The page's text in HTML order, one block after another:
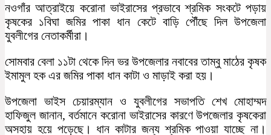
নওগাঁর আত্রাইয়ে করোনা ভাইরাসের প্রভাবে শ্রমিক সংকটে পড়ায়
কৃষকের ১বিঘা জমির পাকা ধান কেটে বাড়ি পৌঁছে দিল উপজেলা
যুবলীগের নেতাকর্মীরা।
সোমবার বেলা ১১টা থেকে দিন ভর উপজেলার নবাবের তাম্বু মাঠের কৃষক
ইমামুল হক এর জমির পাকা ধান কাটা ও মাড়াই করা হয়।
উপজেলা ভাইস চেয়ারম্যান ও যুবলীগের সভাপতি শেখ মোহাম্মদ
হাফিজুল জানান, বর্তমানে করোনা ভাইরাসের কারণে উপজেলার কৃষকেরা
অসহায় হয়ে পড়েছে। ধান কাটার জন্য শ্রমিক পাওয়া যাচ্ছে না।